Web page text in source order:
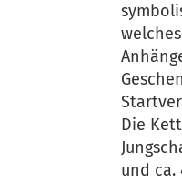
Die
und ca.